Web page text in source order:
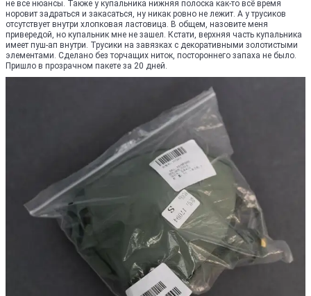
не все нюансы. Также у купальника нижняя полоска как-то всё время
норовит задраться и закасаться, ну никак ровно не лежит. А у трусиков
отсутствует внутри хлопковая ластовица. В общем, назовите меня
привередой, но купальник мне не зашел. Кстати, верхняя часть купальника
имеет пуш-ап внутри. Трусики на завязках с декоративными золотистыми
элементами. Сделано без торчащих ниток, постороннего запаха не было.
Пришло в прозрачном пакете за 20 дней.